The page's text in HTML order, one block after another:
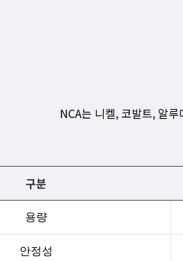
NCA는 니켈, 코발트, 알
구분
용량
안정성